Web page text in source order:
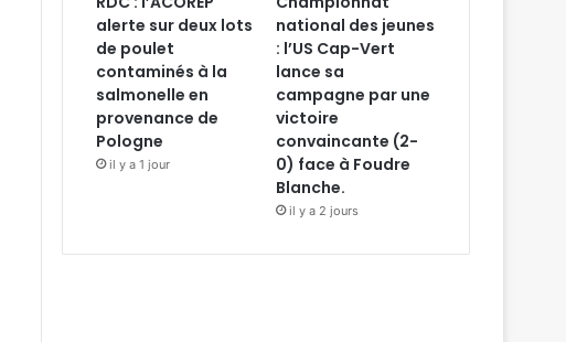
alerte sur deux lots
de poulet
contaminés à la
salmonelle en
provenance de
Pologne
il y a 1 jour
national des jeunes
: l’US Cap-Vert
lance sa
campagne par une
victoire
convaincante (2-
0) face à Foudre
Blanche.
il y a 2 jours